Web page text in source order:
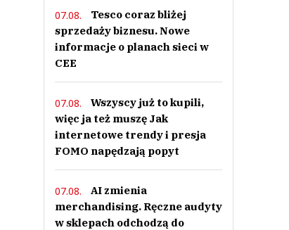
07.08.
Tesco coraz bliżej
sprzedaży biznesu. Nowe
informacje o planach sieci w
CEE
07.08.
Wszyscy już to kupili,
więc ja też muszę Jak
internetowe trendy i presja
FOMO napędzają popyt
07.08.
AI zmienia
merchandising. Ręczne audyty
w sklepach odchodzą do